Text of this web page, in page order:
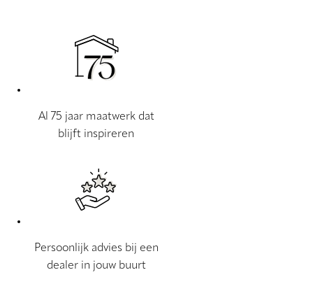
Al 75 jaar maatwerk dat
blijft inspireren
Persoonlijk advies bij een
dealer in jouw buurt